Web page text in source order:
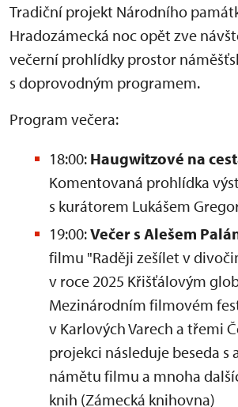
Tradiční projekt Národního
Hradozámecká noc opět zve
večerní prohlídky prostor
s doprovodným programem.
Program večera:
18:00: Haugwitzové na
Komentovaná prohlídka
s kurátorem Lukášem
19:00:Večer s Alešem
filmu "Raději zešílet v
v roce 2025 Křišťálovým
Mezinárodním filmovém
v Karlových Varech a třemi
projekci následuje beseda s
námětu filmu a mnoha
knih (Zámecká knihovna)